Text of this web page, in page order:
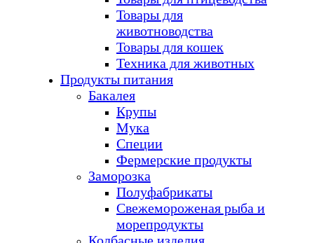
Товары для
животноводства
Товары для кошек
Техника для животных
Продукты питания
Бакалея
Крупы
Мука
Специи
Фермерские продукты
Заморозка
Полуфабрикаты
Свежемороженая рыба и
морепродукты